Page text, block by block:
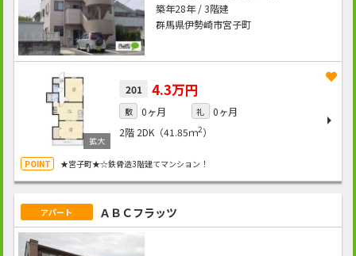
築年28年 / 3階建
群馬県伊勢崎市宮子町
201 4.3万円
敷 0ヶ月 礼
0ヶ月
2階 2DK（41.85ｍ2）
★宮子町★☆鉄骨造3階建てマンション！
アパート ＡＢＣフラッツ